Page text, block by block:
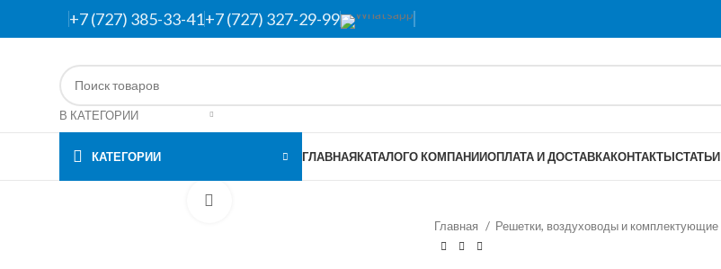
+7 (727) 385-33-41+7 (727) 327-29-99
В КАТЕГОРИИ
КАТЕГОРИИ ГЛАВНАЯКАТАЛОГО КОМПАНИИОПЛАТА И ДОСТАВКАКОНТАКТЫСТАТЬИ
Главная
Решетки, воздуховоды и комплектующие